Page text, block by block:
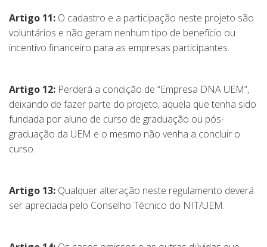
Artigo 11: O cadastro e a participação neste projeto são
voluntários e não geram nenhum tipo de benefício ou
incentivo financeiro para as empresas participantes.
Artigo 12: Perderá a condição de “Empresa DNA UEM”,
deixando de fazer parte do projeto, aquela que tenha sido
fundada por aluno de curso de graduação ou pós-
graduação da UEM e o mesmo não venha a concluir o
curso.
Artigo 13: Qualquer alteração neste regulamento deverá
ser apreciada pelo Conselho Técnico do NIT/UEM.